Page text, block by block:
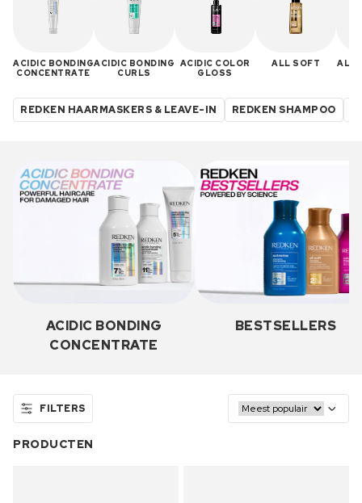
ACIDIC BONDING
CONCENTRATE
ACIDIC BONDING
CURLS
ACIDIC COLOR
GLOSS
ALL SOFT
ALL
REDKEN HAARMASKERS & LEAVE-IN REDKEN SHAMPOO
ACIDIC BONDING
CONCENTRATE
BESTSELLERS
FILTERS
PRODUCTEN